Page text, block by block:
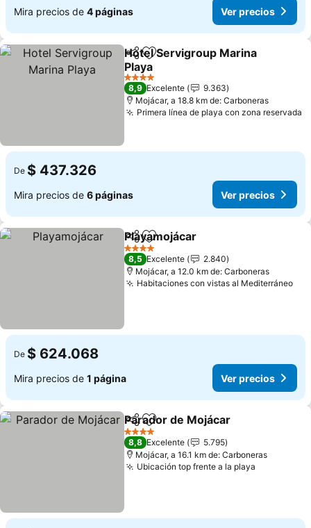
Mira precios de 4 páginas Ver precios
CompartirAgregar a favoritos
Hotel Servigroup Marina
Playa
4 Estrellas
8,9 Excelente
9.363
Mojácar, a 18.8 km de: Carboneras
Primera línea de playa con zona reservada
De $ 437.326
Mira precios de 6 páginas Ver precios
CompartirAgregar a favoritos
Playamojácar
4 Estrellas
8,5 Excelente
2.840
Mojácar, a 12.0 km de: Carboneras
Habitaciones con vistas al Mediterráneo
De $ 624.068
Mira precios de 1 página Ver precios
CompartirAgregar a favoritos
Parador de Mojácar
4 Estrellas
8,8 Excelente
5.795
Mojácar, a 16.1 km de: Carboneras
Ubicación top frente a la playa